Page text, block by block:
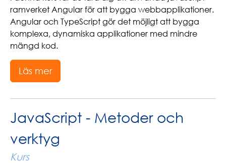
ramverket Angular för att bygga webbapplikationer.
Angular och TypeScript gör det möjligt att bygga
komplexa, dynamiska applikationer med mindre
mängd kod.
Läs mer
JavaScript - Metoder och
verktyg
Kurs